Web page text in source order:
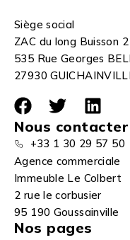
Siège social
ZAC du long Buisson 2
535 Rue Georges
27930
Nous contacter
+33 1 30 29 57 50
Agence commerciale
Immeuble Le Colbert
2 rue le corbusier
95 190 Goussainville
Nos pages